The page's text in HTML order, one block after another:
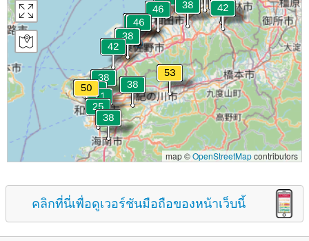
map ©OpenStreetMapcontributors
คลิกที่นี่เพื่อดูเวอร์ชันมือถือของหน้าเว็บนี้